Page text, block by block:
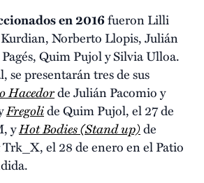
en 2016fueron Lilli
Norberto Llopis, Julián
Quim Pujol y Silvia Ulloa.
se presentarán tres de sus
Hacedorde Julián Pacomio y
Fregolide Quim Pujol, el 27 de
yHot Bodies (Stand up)de
el 28 de enero en el Patio